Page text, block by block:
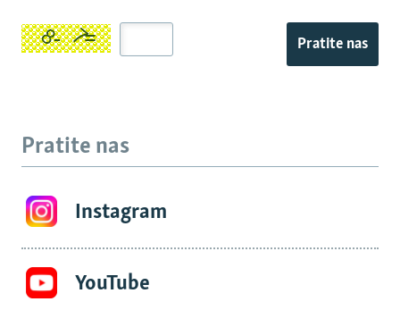
Pratite nas
Pratite nas
Instagram
YouTube